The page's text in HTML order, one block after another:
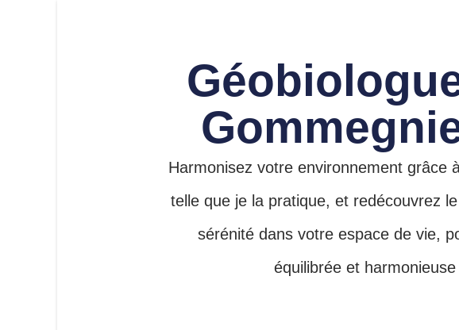
Harmonisez votre environnement grâce
telle que je la pratique, et redécouvrez
sérénité dans votre espace de vie,
équilibrée et harmonieuse